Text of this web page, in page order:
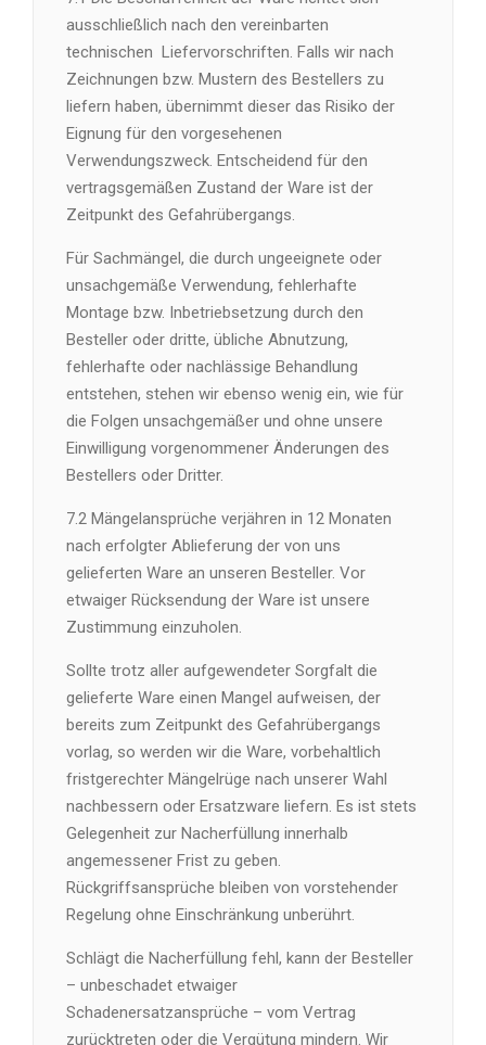
ausschließlich nach den vereinbarten
technischen Liefervorschriften. Falls wir nach
Zeichnungen bzw. Mustern des Bestellers zu
liefern haben, übernimmt dieser das Risiko der
Eignung für den vorgesehenen
Verwendungszweck. Entscheidend für den
vertragsgemäßen Zustand der Ware ist der
Zeitpunkt des Gefahrübergangs.
Für Sachmängel, die durch ungeeignete oder
unsachgemäße Verwendung, fehlerhafte
Montage bzw. Inbetriebsetzung durch den
Besteller oder dritte, übliche Abnutzung,
fehlerhafte oder nachlässige Behandlung
entstehen, stehen wir ebenso wenig ein, wie für
die Folgen unsachgemäßer und ohne unsere
Einwilligung vorgenommener Änderungen des
Bestellers oder Dritter.
7.2 Mängelansprüche verjähren in 12 Monaten
nach erfolgter Ablieferung der von uns
gelieferten Ware an unseren Besteller. Vor
etwaiger Rücksendung der Ware ist unsere
Zustimmung einzuholen.
Sollte trotz aller aufgewendeter Sorgfalt die
gelieferte Ware einen Mangel aufweisen, der
bereits zum Zeitpunkt des Gefahrübergangs
vorlag, so werden wir die Ware, vorbehaltlich
fristgerechter Mängelrüge nach unserer Wahl
nachbessern oder Ersatzware liefern. Es ist stets
Gelegenheit zur Nacherfüllung innerhalb
angemessener Frist zu geben.
Rückgriffsansprüche bleiben von vorstehender
Regelung ohne Einschränkung unberührt.
Schlägt die Nacherfüllung fehl, kann der Besteller
– unbeschadet etwaiger
Schadenersatzansprüche – vom Vertrag
zurücktreten oder die Vergütung mindern. Wir